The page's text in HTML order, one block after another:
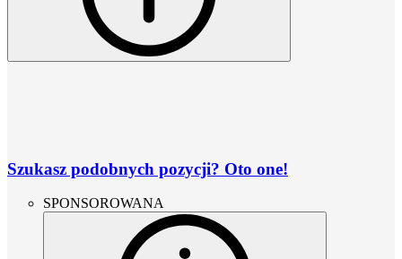
Szukasz podobnych pozycji? Oto one!
SPONSOROWANA